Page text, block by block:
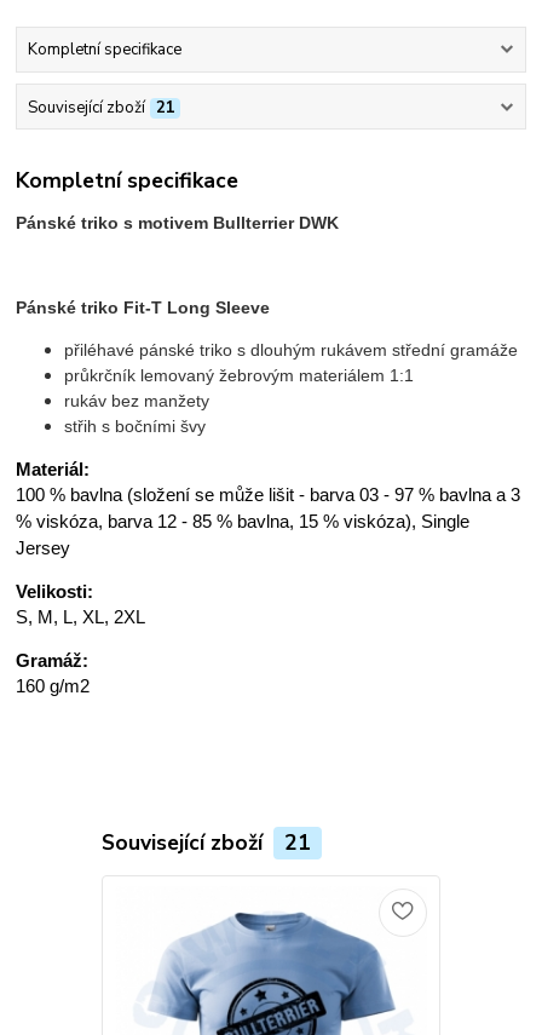
Kompletní specifikace
Související zboží 21
Kompletní specifikace
Pánské triko s motivem Bullterrier DWK
Pánské triko Fit-T Long Sleeve
přiléhavé pánské triko s dlouhým rukávem střední gramáže
průkrčník lemovaný žebrovým materiálem 1:1
rukáv bez manžety
střih s bočními švy
Materiál:
100 % bavlna (složení se může lišit - barva 03 - 97 % bavlna a 3
% viskóza, barva 12 - 85 % bavlna, 15 % viskóza), Single
Jersey
Velikosti:
S, M, L, XL, 2XL
Gramáž:
160 g/m2
Související zboží 21